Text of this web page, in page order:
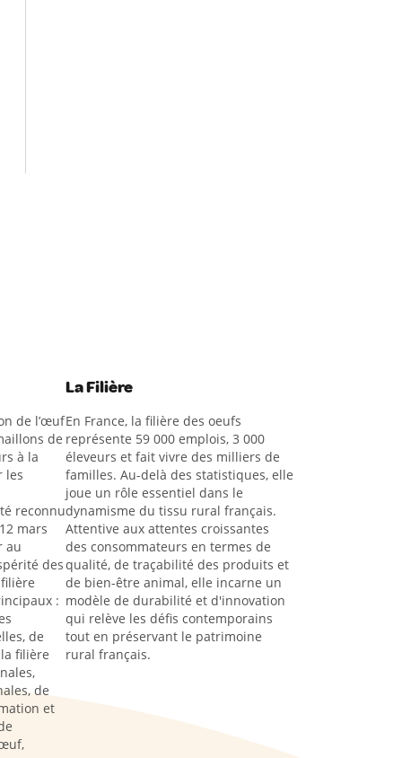
de l’œuf
de
à la
les
reconnu
mars
au
des
:
de
filière
de
et
La Filière
En France, la filière des oeufs
représente 59 000 emplois, 3 000
éleveurs et fait vivre des milliers de
familles. Au-delà des statistiques, elle
joue un rôle essentiel dans le
dynamisme du tissu rural français.
Attentive aux attentes croissantes
des consommateurs en termes de
qualité, de traçabilité des produits et
de bien-être animal, elle incarne un
modèle de durabilité et d'innovation
qui relève les défis contemporains
tout en préservant le patrimoine
rural français.